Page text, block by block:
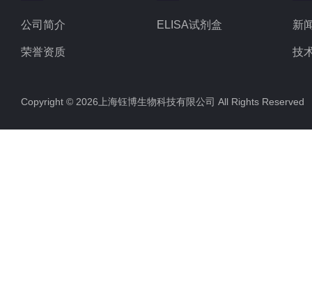
公司简介
荣誉资质
ELISA试剂盒 新
技
Copyright © 2026上海钰博生物科技有限公司 All Rights